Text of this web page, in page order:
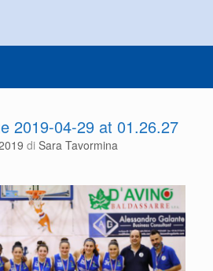
2019-04-29 at 01.26.27
di Sara Tavormina